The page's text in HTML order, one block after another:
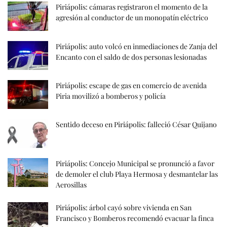
Piriápolis: cámaras registraron el momento de la
agresión al conductor de un monopatín eléctrico
Piriápolis: auto volcó en inmediaciones de Zanja del
Encanto con el saldo de dos personas lesionadas
Piriápolis: escape de gas en comercio de avenida
Piria movilizó a bomberos y policía
Sentido deceso en Piriápolis: falleció César Quijano
Piriápolis: Concejo Municipal se pronunció a favor
de demoler el club Playa Hermosa y desmantelar las
Aerosillas
Piriápolis: árbol cayó sobre vivienda en San
Francisco y Bomberos recomendó evacuar la finca